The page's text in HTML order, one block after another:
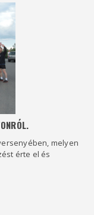
melyen
érte el és